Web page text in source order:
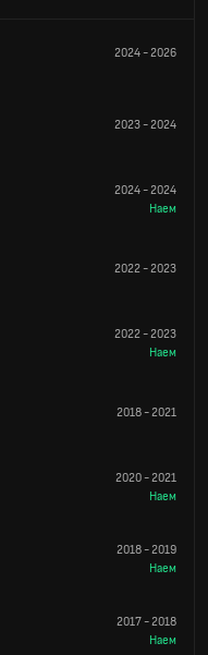
2024-2026
2023-2024
2024-2024
Наем
2022-2023
2022-2023
Наем
2018-2021
2020-2021
Наем
2018-2019
Наем
2017-2018
Наем